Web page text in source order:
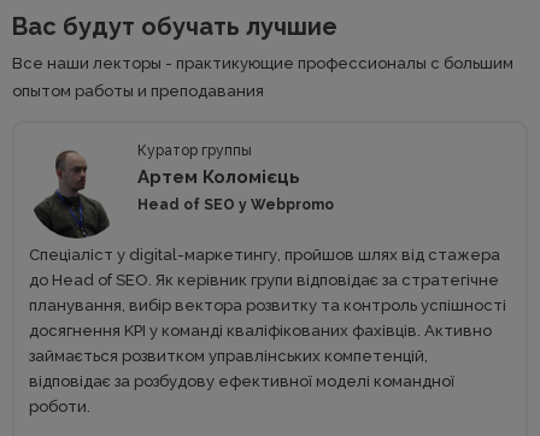
Вас будут обучать лучшие
Все наши лекторы - практикующие профессионалы с большим
опытом работы и преподавания
Куратор группы
Артем Коломієць
Head of SEO у Webpromo
Спеціаліст у digital-маркетингу, пройшов шлях від стажера
до Head of SEO. Як керівник групи відповідає за стратегічне
планування, вибір вектора розвитку та контроль успішності
досягнення KPI у команді кваліфікованих фахівців. Активно
займається розвитком управлінських компетенцій,
відповідає за розбудову ефективної моделі командної
роботи.